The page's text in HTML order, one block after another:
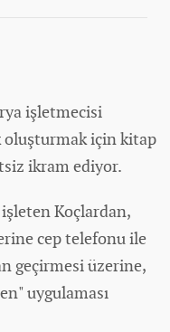
işletmecisi
oluşturmak için kitap
ikram ediyor.
Koçlardan,
cep telefonu ile
geçirmesi üzerine,
uygulaması